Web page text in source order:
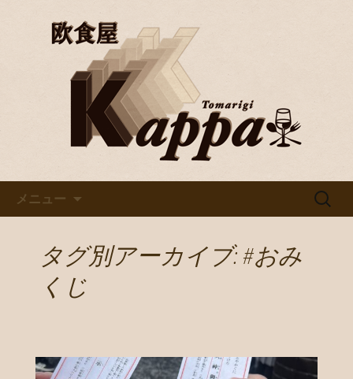
京都・烏丸のイタリアンバル
「欧食屋Kappa」
楽しむならバル「欧食屋Kappa」。野
菜ソムリエの資格を持つオーナーの作
るイタリアンは絶品。ワインブッフェ
などもありカウンターで１人飲みもグ
ループでのご利用も歓迎です。
メニュー
検
タグ別アーカイブ: #おみ
くじ